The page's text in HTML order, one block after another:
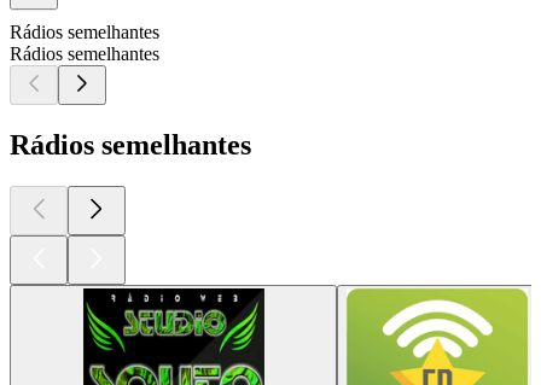
Rádios semelhantes
Rádios semelhantes
Rádios semelhantes